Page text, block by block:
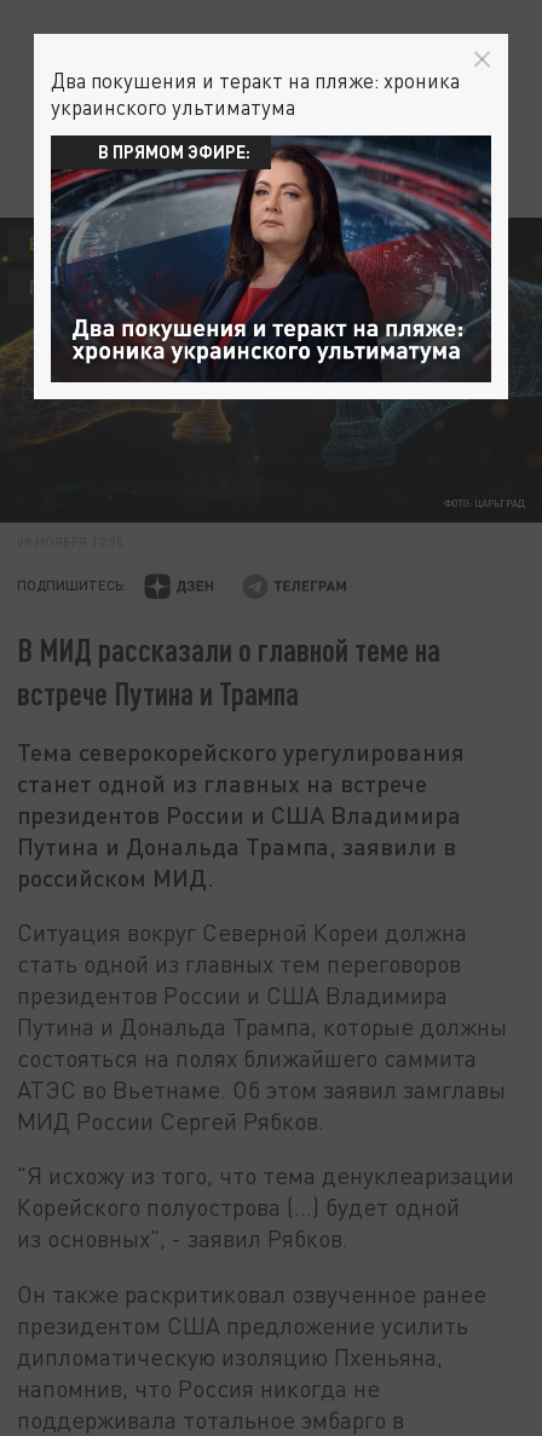
ФОТО: ЦАРЬГРАД
ВЛАДИМИР ПУТИН
ПОЛИТИКА
ПРЕЗИДЕНТ РОССИИ
ПОДПИШИТЕСЬ:
В МИД рассказали о главной теме на
встрече Путина и Трампа
Тема северокорейского урегулирования
станет одной из главных на встрече
президентов России и США Владимира
Путина и Дональда Трампа, заявили в
российском МИД.
Ситуация вокруг Северной Кореи должна
стать одной из главных тем переговоров
президентов России и США Владимира
Путина и Дональда Трампа, которые должны
состояться на полях ближайшего саммита
АТЭС во Вьетнаме. Об этом заявил замглавы
МИД России Сергей Рябков.
"Я исхожу из того, что тема денуклеаризации
Корейского полуострова (…) будет одной
из основных", - заявил Рябков.
Он также раскритиковал озвученное ранее
президентом США предложение усилить
дипломатическую изоляцию Пхеньяна,
напомнив, что Россия никогда не
поддерживала тотальное эмбарго в
Два покушения и теракт на пляже: хроника
украинского ультиматума
В ПРЯМОМ ЭФИРЕ: